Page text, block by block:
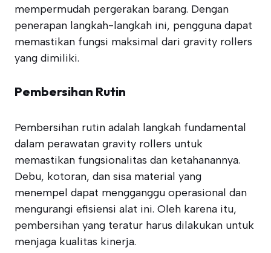
mempermudah pergerakan barang. Dengan
penerapan langkah-langkah ini, pengguna dapat
memastikan fungsi maksimal dari gravity rollers
yang dimiliki.
Pembersihan Rutin
Pembersihan rutin adalah langkah fundamental
dalam perawatan gravity rollers untuk
memastikan fungsionalitas dan ketahanannya.
Debu, kotoran, dan sisa material yang
menempel dapat mengganggu operasional dan
mengurangi efisiensi alat ini. Oleh karena itu,
pembersihan yang teratur harus dilakukan untuk
menjaga kualitas kinerja.